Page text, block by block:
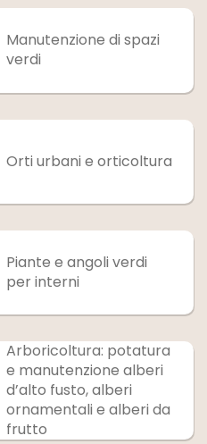
Manutenzione di spazi
verdi
Orti urbani e orticoltura
Piante e angoli verdi
per interni
Arboricoltura: potatura
e manutenzione alberi
d’alto fusto, alberi
ornamentali e alberi da
frutto